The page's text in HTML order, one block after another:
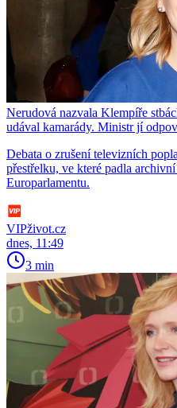
Nerudová nazvala Klempíře
udával kamarády. Ministr jí
Debata o zrušení televizních
přestřelku, ve které padla
Europarlamentu.
VIPživot.cz
dnes, 11:49
3 min